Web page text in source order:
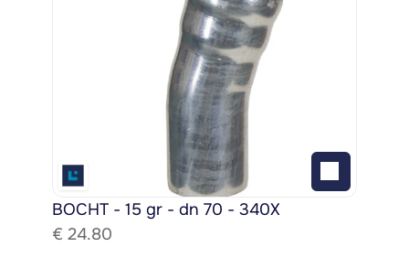
BOCHT - 15 gr - dn 70 - 340X
€ 24.80